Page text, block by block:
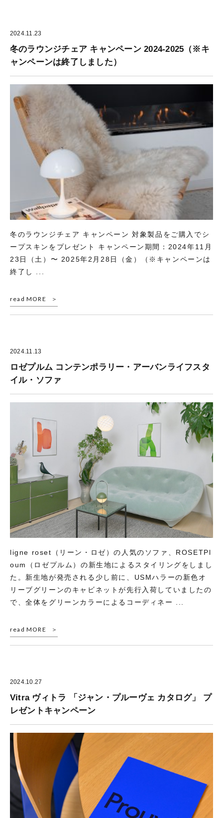
2024.11.23
冬のラウンジチェア キャンペーン 2024-2025（※キ
ャンペーンは終了しました）
冬のラウンジチェア キャンペーン 対象製品をご購入でシ
ープスキンをプレゼント キャンペーン期間：2024年11月
23日（土）〜 2025年2月28日（金）（※キャンペーンは
終了し ...
read MORE
2024.11.13
ロゼプルム コンテンポラリー・アーバンライフスタ
イル・ソファ
ligne roset（リーン・ロゼ）の人気のソファ、ROSETPl
oum（ロゼプルム）の新生地によるスタイリングをしまし
た。新生地が発売される少し前に、USMハラーの新色オ
リーブグリーンのキャビネットが先行入荷していましたの
で、全体をグリーンカラーによるコーディネー ...
read MORE
2024.10.27
Vitra ヴィトラ 「ジャン・プルーヴェ カタログ」 プ
レゼントキャンペーン